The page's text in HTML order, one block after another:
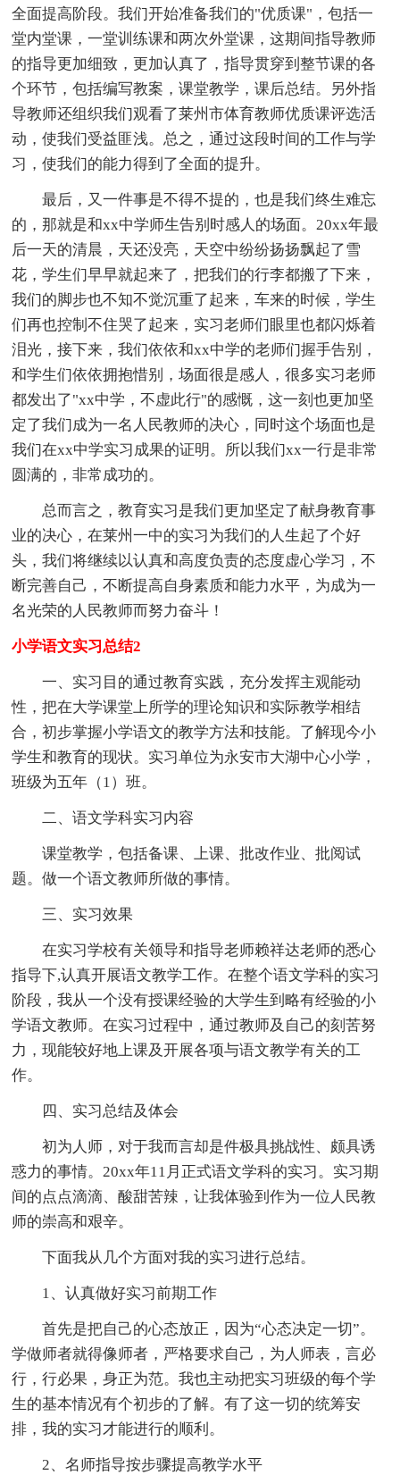
全面提高阶段。我们开始准备我们的"优质课"，包括一
堂内堂课，一堂训练课和两次外堂课，这期间指导教师
的指导更加细致，更加认真了，指导贯穿到整节课的各
个环节，包括编写教案，课堂教学，课后总结。另外指
导教师还组织我们观看了莱州市体育教师优质课评选活
动，使我们受益匪浅。总之，通过这段时间的工作与学
习，使我们的能力得到了全面的提升。
最后，又一件事是不得不提的，也是我们终生难忘
的，那就是和xx中学师生告别时感人的场面。20xx年最
后一天的清晨，天还没亮，天空中纷纷扬扬飘起了雪
花，学生们早早就起来了，把我们的行李都搬了下来，
我们的脚步也不知不觉沉重了起来，车来的时候，学生
们再也控制不住哭了起来，实习老师们眼里也都闪烁着
泪光，接下来，我们依依和xx中学的老师们握手告别，
和学生们依依拥抱惜别，场面很是感人，很多实习老师
都发出了"xx中学，不虚此行"的感慨，这一刻也更加坚
定了我们成为一名人民教师的决心，同时这个场面也是
我们在xx中学实习成果的证明。所以我们xx一行是非常
圆满的，非常成功的。
总而言之，教育实习是我们更加坚定了献身教育事
业的决心，在莱州一中的实习为我们的人生起了个好
头，我们将继续以认真和高度负责的态度虚心学习，不
断完善自己，不断提高自身素质和能力水平，为成为一
名光荣的人民教师而努力奋斗！
小学语文实习总结2
一、实习目的通过教育实践，充分发挥主观能动
性，把在大学课堂上所学的理论知识和实际教学相结
合，初步掌握小学语文的教学方法和技能。了解现今小
学生和教育的现状。实习单位为永安市大湖中心小学，
班级为五年（1）班。
二、语文学科实习内容
课堂教学，包括备课、上课、批改作业、批阅试
题。做一个语文教师所做的事情。
三、实习效果
在实习学校有关领导和指导老师赖祥达老师的悉心
指导下,认真开展语文教学工作。在整个语文学科的实习
阶段，我从一个没有授课经验的大学生到略有经验的小
学语文教师。在实习过程中，通过教师及自己的刻苦努
力，现能较好地上课及开展各项与语文教学有关的工
作。
四、实习总结及体会
初为人师，对于我而言却是件极具挑战性、颇具诱
惑力的事情。20xx年11月正式语文学科的实习。实习期
间的点点滴滴、酸甜苦辣，让我体验到作为一位人民教
师的崇高和艰辛。
下面我从几个方面对我的实习进行总结。
1、认真做好实习前期工作
首先是把自己的心态放正，因为“心态决定一切”。
学做师者就得像师者，严格要求自己，为人师表，言必
行，行必果，身正为范。我也主动把实习班级的每个学
生的基本情况有个初步的了解。有了这一切的统筹安
排，我的实习才能进行的顺利。
2、名师指导按步骤提高教学水平